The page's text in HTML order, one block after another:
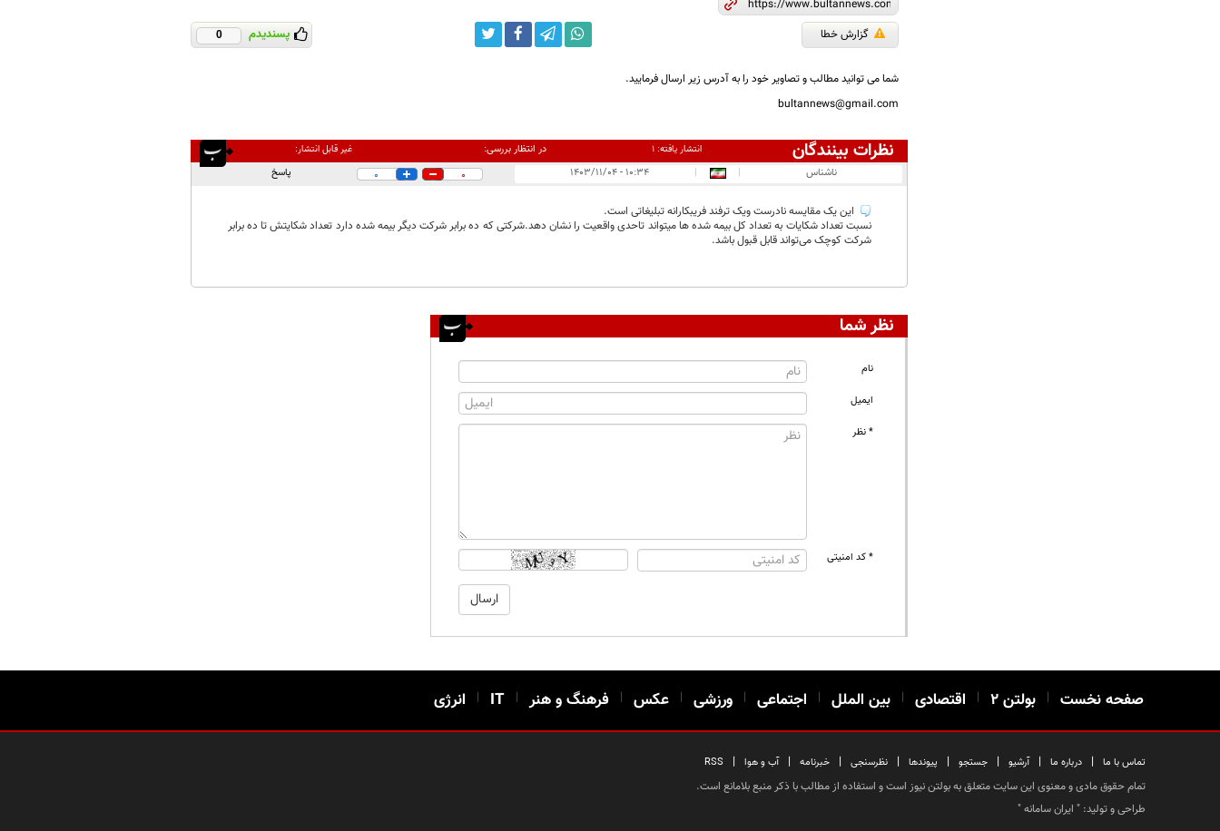
گزارش خطا پسندیدم 0
شما می توانید مطالب و تصاویر خود را به آدرس زیر ارسال فرمایید.
bultannews@gmail.com
نظرات بینندگان انتشار یافته:۱ در انتظار بررسی: غیر قابل انتشار:
ناشناس |
| ۱۰:۳۴ - ۱۴۰۳/۱۱/۰۴ 0
0 پاسخ
این یک مقایسه نادرست ویک ترفند فریبکارانه تبلیغاتی است.
نسبت تعداد شکایات به تعداد کل بیمه شده ها میتواند تاحدی واقعیت را نشان دهد.شرکتی که ده برابر شرکت دیگر بیمه شده دارد تعداد شکایتش تا ده برابر
شرکت کوچک می‌تواند قابل قبول باشد.
نظر شما
نام
ایمیل
* نظر
* کد امنیتی
صفحه نخست | بولتن ۲ | اقتصادی | بین الملل | اجتماعی | ورزشی | عکس | فرهنگ و هنر |
IT
| انرژی
تماس با ما | درباره ما | آرشیو | جستجو | پیوندها | نظرسنجی | خبرنامه | آب و هوا |
RSS
تمام حقوق مادی و معنوی این سایت متعلق به بولتن نیوز است و استفاده از مطالب با ذکر منبع بلامانع است.
طراحی و تولید: " ایران سامانه"